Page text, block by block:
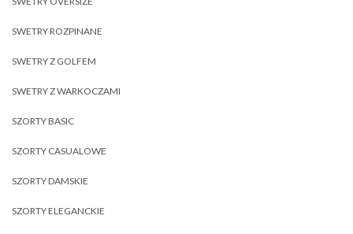
SWETRY ROZPINANE
SWETRY Z GOLFEM
SWETRY Z WARKOCZAMI
SZORTY BASIC
SZORTY CASUALOWE
SZORTY DAMSKIE
SZORTY ELEGANCKIE